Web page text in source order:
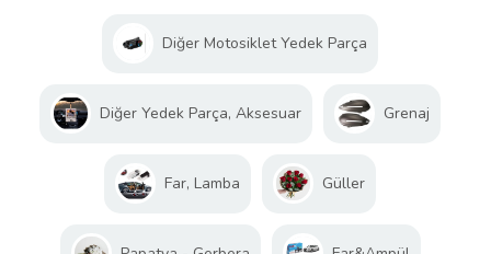
Diğer Motosiklet Yedek Parça
Diğer Yedek Parça, Aksesuar Grenaj
Far, Lamba Güller